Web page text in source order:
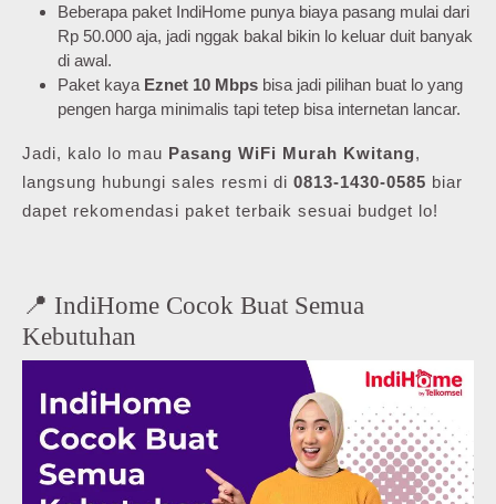
Beberapa paket IndiHome punya biaya pasang mulai dari
Rp 50.000 aja, jadi nggak bakal bikin lo keluar duit banyak
di awal.
Paket kaya Eznet 10 Mbps bisa jadi pilihan buat lo yang
pengen harga minimalis tapi tetep bisa internetan lancar.
Jadi, kalo lo mau Pasang WiFi Murah Kwitang,
langsung hubungi sales resmi di 0813-1430-0585 biar
dapet rekomendasi paket terbaik sesuai budget lo!
📍 IndiHome Cocok Buat Semua
Kebutuhan